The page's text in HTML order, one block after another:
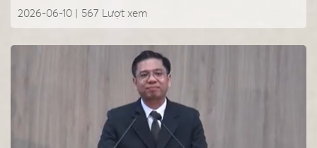
2026-06-10 | Lượt xem
567